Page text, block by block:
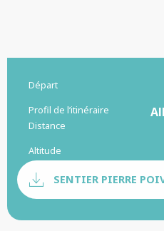
Informations
Départ
Profil de l’itinéraire
Distance
Altitude
Documentation
SENTIER PIERRE